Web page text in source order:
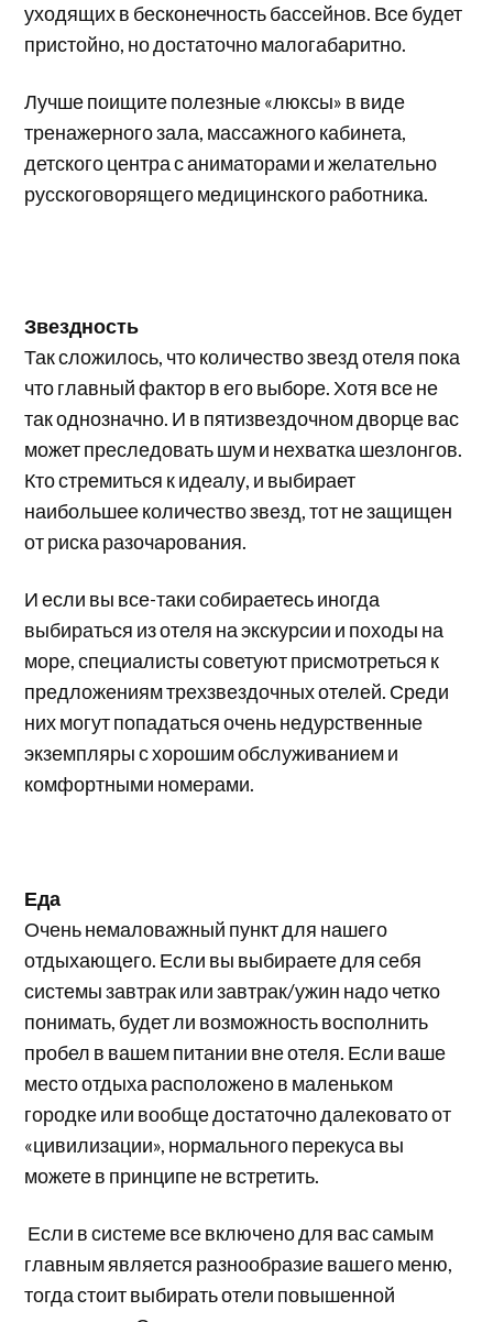
уходящих в бесконечность бассейнов. Все будет
пристойно, но достаточно малогабаритно.
Лучше поищите полезные «люксы» в виде
тренажерного зала, массажного кабинета,
детского центра с аниматорами и желательно
русскоговорящего медицинского работника.
Звездность
Так сложилось, что количество звезд отеля пока
что главный фактор в его выборе. Хотя все не
так однозначно. И в пятизвездочном дворце вас
может преследовать шум и нехватка шезлонгов.
Кто стремиться к идеалу, и выбирает
наибольшее количество звезд, тот не защищен
от риска разочарования.
И если вы все-таки собираетесь иногда
выбираться из отеля на экскурсии и походы на
море, специалисты советуют присмотреться к
предложениям трехзвездочных отелей. Среди
них могут попадаться очень недурственные
экземпляры с хорошим обслуживанием и
комфортными номерами.
Еда
Очень немаловажный пункт для нашего
отдыхающего. Если вы выбираете для себя
системы завтрак или завтрак/ужин надо четко
понимать, будет ли возможность восполнить
пробел в вашем питании вне отеля. Если ваше
место отдыха расположено в маленьком
городке или вообще достаточно далековато от
«цивилизации», нормального перекуса вы
можете в принципе не встретить.
Если в системе все включено для вас самым
главным является разнообразие вашего меню,
тогда стоит выбирать отели повышенной